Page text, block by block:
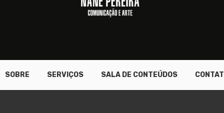
SOBRE SERVIÇOS SALA DE CONTEÚDOS